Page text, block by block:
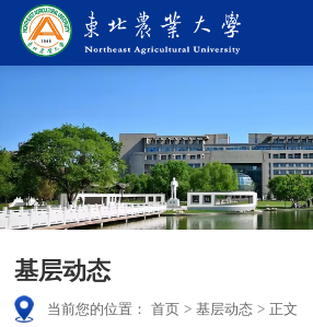
基层动态
当前您的位置： 首页 > 基层动态 > 正文